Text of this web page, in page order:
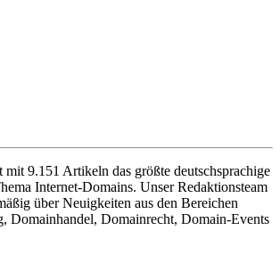
mit 9.151 Artikeln das größte deutschsprachige
Internet-Domains. Unser Redaktionsteam
über Neuigkeiten aus den Bereichen
Domainhandel, Domainrecht, Domain-Events